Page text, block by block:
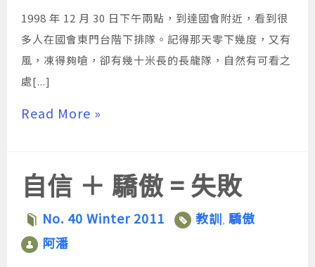
1998 年 12 月 30 日下午兩點，到達國會附近，看到很
多人在國會東門台階下排隊。記得那天零下幾度，又有
風，凍得夠嗆，卻有幾十米長的長龍隊，自然有可看之
處[...]
Read More »
自信 ＋ 驕傲 = 失敗
No. 40 Winter 2011 教訓, 驕傲
阿潘